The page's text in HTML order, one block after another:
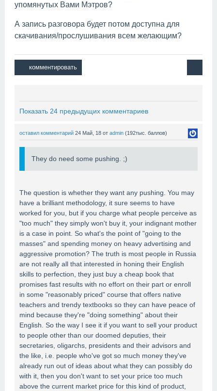
упомянутых Вами Мэтров?
А запись разговора будет потом доступна для
скачивания/прослушивания всем желающим?
Показать 24 предыдущих комментариев
оставил комментарий 24 Май, 18 от admin (192тыс. баллов)
They do need some pushing. ;)
The question is whether they want any pushing. You may
have a brilliant methodology, it sure seems to have
worked for you, but if you charge what people perceive as
"too much" they simply won't buy it, your indignant mother
is a case in point. So what's the point of "going to the
masses" and spending money on heavy advertising and
aggressive promotion? The truth is most people in Russia
are not really all that interested in honing their English
skills to perfection, they just buy a cheap book that
promises fast results with no effort on their part or enroll
in some "reasonably priced" course that offers native
teachers and trendy textbooks so they can have peace of
mind because they're "doing something" about their
English. So the way I see it if you want to sell your product
to people other than our doomed deputies, their
secretaries, oligarchs, presidents and their advisors and
the like, i.e. people who've got so much money they've
already run out of ideas about what they can possibly do
with it, then you don't want to set your price too much
above the current market price for this kind of product,